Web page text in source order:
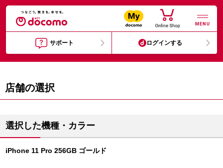
MENU
サポート ログインする
店舗の選択
選択した機種・カラー
iPhone 11 Pro 256GB ゴールド